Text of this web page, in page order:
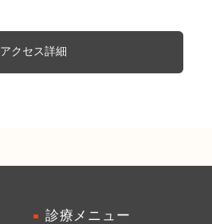
アクセス詳細
診療メニュー